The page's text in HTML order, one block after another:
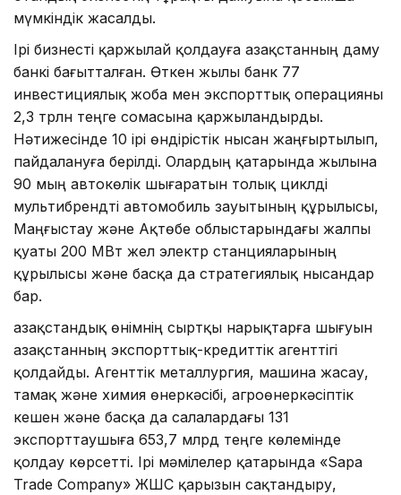
мүмкіндік жасалды.
Ірі бизнесті қаржылай қолдауға Қазақстанның даму
банкі бағытталған. Өткен жылы банк 77
инвестициялық жоба мен экспорттық операцияны
2,3 трлн теңге сомасына қаржыландырды.
Нәтижесінде 10 ірі өндірістік нысан жаңғыртылып,
пайдалануға берілді. Олардың қатарында жылына
90 мың автокөлік шығаратын толық циклді
мультибрендті автомобиль зауытының құрылысы,
Маңғыстау және Ақтөбе облыстарындағы жалпы
қуаты 200 МВт жел электр станцияларының
құрылысы және басқа да стратегиялық нысандар
бар.
Қазақстандық өнімнің сыртқы нарықтарға шығуын
Қазақстанның экспорттық-кредиттік агенттігі
қолдайды. Агенттік металлургия, машина жасау,
тамақ және химия өнеркәсібі, агроөнеркәсіптік
кешен және басқа да салалардағы 131
экспорттаушыға 653,7 млрд теңге көлемінде
қолдау көрсетті. Ірі мәмілелер қатарында «Sapa
Trade Company» ЖШС қарызын сақтандыру,